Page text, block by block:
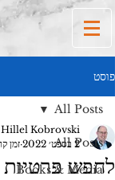
פוסט
All Posts
Books & Media
All Posts
לחפש פרטיות
Hillel Kobrovski
2 בספט׳ 2022
זמן